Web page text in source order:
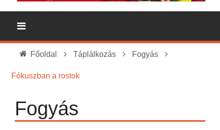
Főoldal Táplálkozás Fogyás
Fókuszban a rostok
Fogyás